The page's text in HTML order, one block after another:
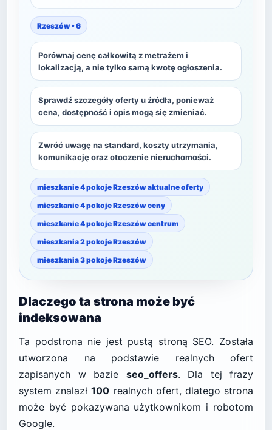
Rzeszów • 6
Porównaj cenę całkowitą z metrażem i
lokalizacją, a nie tylko samą kwotę ogłoszenia.
Sprawdź szczegóły oferty u źródła, ponieważ
cena, dostępność i opis mogą się zmieniać.
Zwróć uwagę na standard, koszty utrzymania,
komunikację oraz otoczenie nieruchomości.
mieszkanie 4 pokoje Rzeszów aktualne oferty
mieszkanie 4 pokoje Rzeszów ceny
mieszkanie 4 pokoje Rzeszów centrum
mieszkania 2 pokoje Rzeszów
mieszkania 3 pokoje Rzeszów
Dlaczego ta strona może być
indeksowana
Ta podstrona nie jest pustą stroną SEO. Została
utworzona na podstawie realnych ofert
zapisanych w bazie seo_offers. Dla tej frazy
system znalazł100 realnych ofert, dlatego strona
może być pokazywana użytkownikom i robotom
Google.